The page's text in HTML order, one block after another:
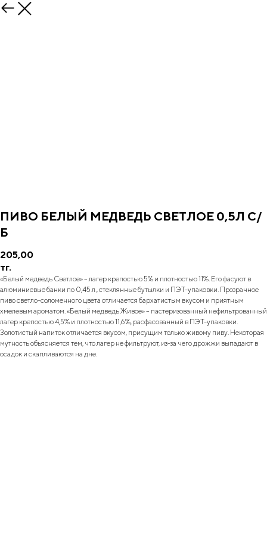
ПИВО БЕЛЫЙ МЕДВЕДЬ СВЕТЛОЕ 0,5Л С/
Б
205,00
тг.
«Белый медведь Светлое» – лагер крепостью 5% и плотностью 11%. Его фасуют в
алюминиевые банки по 0,45 л., стеклянные бутылки и ПЭТ-упаковки. Прозрачное
пиво светло-соломенного цвета отличается бархатистым вкусом и приятным
хмелевым ароматом. «Белый медведь Живое» – пастеризованный нефильтрованный
лагер крепостью 4,5% и плотностью 11,6%, расфасованный в ПЭТ-упаковки.
Золотистый напиток отличается вкусом, присущим только живому пиву. Некоторая
мутность объясняется тем, что лагер не фильтруют, из-за чего дрожжи выпадают в
осадок и скапливаются на дне.